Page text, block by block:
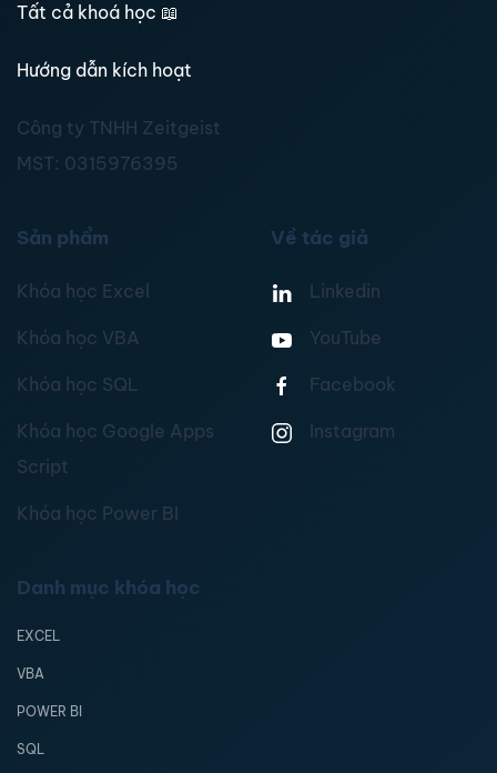
Tất cả khoá học 📖
Hướng dẫn kích hoạt
Công ty TNHH Zeitgeist
MST: 0315976395
Sản phẩm
Khóa học Excel
Khóa học VBA
Khóa học SQL
Khóa học Google Apps
Script
Khóa học Power BI
Về tác giả
Linkedin
YouTube
Facebook
Instagram
Danh mục khóa học
EXCEL
VBA
POWER BI
SQL